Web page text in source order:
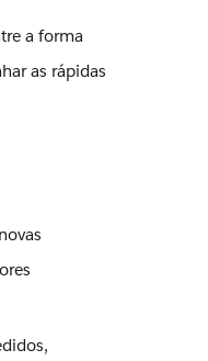
a forma
as rápidas